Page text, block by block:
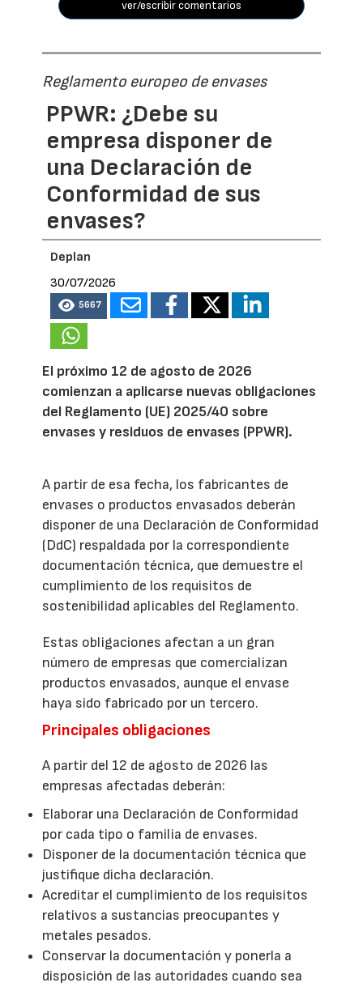
ver/escribir comentarios
Reglamento europeo de envases
PPWR: ¿Debe su
empresa disponer de
una Declaración de
Conformidad de sus
envases?
Deplan
30/07/2026
5667
El próximo 12 de agosto de 2026
comienzan a aplicarse nuevas obligaciones
del Reglamento (UE) 2025/40 sobre
envases y residuos de envases (PPWR).
A partir de esa fecha, los fabricantes de
envases o productos envasados deberán
disponer de una Declaración de Conformidad
(DdC) respaldada por la correspondiente
documentación técnica, que demuestre el
cumplimiento de los requisitos de
sostenibilidad aplicables del Reglamento.
Estas obligaciones afectan a un gran
número de empresas que comercializan
productos envasados, aunque el envase
haya sido fabricado por un tercero.
Principales obligaciones
A partir del 12 de agosto de 2026 las
empresas afectadas deberán:
Elaborar una Declaración de Conformidad
por cada tipo o familia de envases.
Disponer de la documentación técnica que
justifique dicha declaración.
Acreditar el cumplimiento de los requisitos
relativos a sustancias preocupantes y
metales pesados.
Conservar la documentación y ponerla a
disposición de las autoridades cuando sea